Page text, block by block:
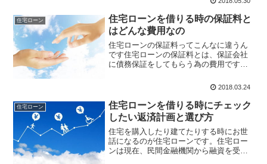
が、フラット３５では民間金融機関では
対象とならなかった人への融資が行われ
ています。フラット３５とは...
住宅ローン
住宅ローンを借りる時の保証料と
はどんな費用なの
住宅ローンの保証料ってこんなに違うん
です住宅ローンの保証料とは、保証会社
に債務保証をしてもらう為の費用です。
ている銀行が多いのですが、ところで
0.2％の保証料率ってどういう意味でしょ
う？保証料の計算保...
2018.03.24
住宅ローン
住宅ローンを借りる時にチェック
したい返済計画と選び方
住宅を購入したり建てたりする時にお世
話になるのが住宅ローンです。住宅ロー
ンは現在、民間金融機関から融資を受け